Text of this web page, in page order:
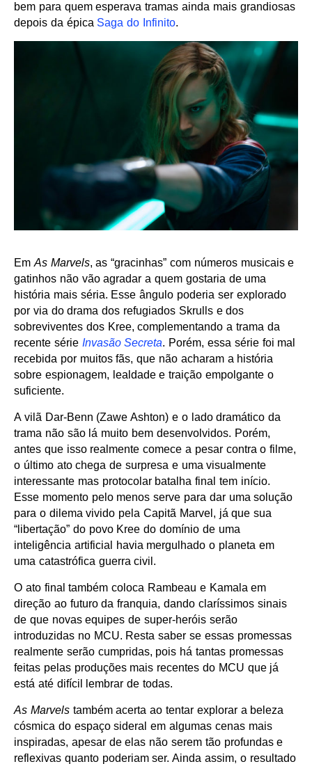
bem para quem esperava tramas ainda mais grandiosas
depois da épica Saga do Infinito.
Em As Marvels, as “gracinhas” com números musicais e
gatinhos não vão agradar a quem gostaria de uma
história mais séria. Esse ângulo poderia ser explorado
por via do drama dos refugiados Skrulls e dos
sobreviventes dos Kree, complementando a trama da
recente série Invasão Secreta. Porém, essa série foi mal
recebida por muitos fãs, que não acharam a história
sobre espionagem, lealdade e traição empolgante o
suficiente.
A vilã Dar-Benn (Zawe Ashton) e o lado dramático da
trama não são lá muito bem desenvolvidos. Porém,
antes que isso realmente comece a pesar contra o filme,
o último ato chega de surpresa e uma visualmente
interessante mas protocolar batalha final tem início.
Esse momento pelo menos serve para dar uma solução
para o dilema vivido pela Capitã Marvel, já que sua
“libertação” do povo Kree do domínio de uma
inteligência artificial havia mergulhado o planeta em
uma catastrófica guerra civil.
O ato final também coloca Rambeau e Kamala em
direção ao futuro da franquia, dando claríssimos sinais
de que novas equipes de super-heróis serão
introduzidas no MCU. Resta saber se essas promessas
realmente serão cumpridas, pois há tantas promessas
feitas pelas produções mais recentes do MCU que já
está até difícil lembrar de todas.
As Marvelstambém acerta ao tentar explorar a beleza
cósmica do espaço sideral em algumas cenas mais
inspiradas, apesar de elas não serem tão profundas e
reflexivas quanto poderiam ser. Ainda assim, o resultado